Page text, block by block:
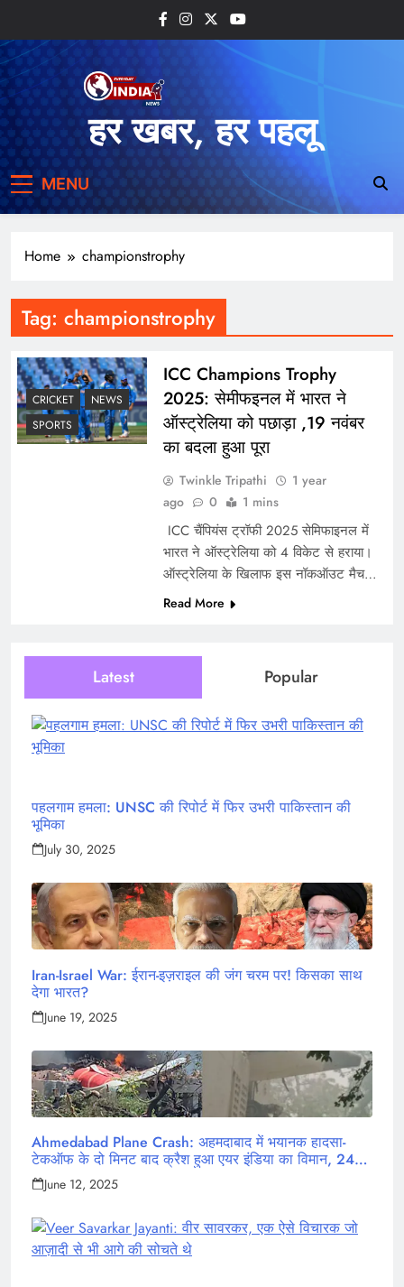
content
हर खबर, हर पहलू
MENU
Home championstrophy
Tag: championstrophy
CRICKET
NEWS
SPORTS
ICC Champions Trophy
2025: सेमीफइनल में भारत ने
ऑस्ट्रेलिया को पछाड़ा ,19 नवंबर
का बदला हुआ पूरा
Twinkle Tripathi
1 year
ago
0 1 mins
ICC चैंपियंस ट्रॉफी 2025 सेमिफाइनल में
भारत ने ऑस्ट्रेलिया को 4 विकेट से हराया।
ऑस्ट्रेलिया के खिलाफ इस नॉकऑउट मैच…
Read More
Latest Popular
पहलगाम हमला: UNSC की रिपोर्ट में फिर उभरी पाकिस्तान की
भूमिका
July 30, 2025
Iran-Israel War: ईरान-इज़राइल की जंग चरम पर! किसका साथ
देगा भारत?
June 19, 2025
Ahmedabad Plane Crash: अहमदाबाद में भयानक हादसा-
टेकऑफ के दो मिनट बाद क्रैश हुआ एयर इंडिया का विमान, 242
लोग थे सवार
June 12, 2025